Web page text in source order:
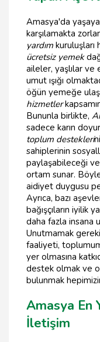
Amasya'da
karşılamakta
yardım
ücretsiz yemek
aileler, yaşlılar ve
umut ışığı
öğün yemeğe
hizmetler
Bununla birlikte,
sadece karın
toplum destekleri
sahiplerinin
paylaşabileceği
ortam sunar.
aidiyet duygusu
Ayrıca, bazı
bağışçıların iyilik
daha fazla insana
Unutmamak
faaliyeti,
yer olmasına
destek olmak ve
bulunmak
Amasya En
İletişim